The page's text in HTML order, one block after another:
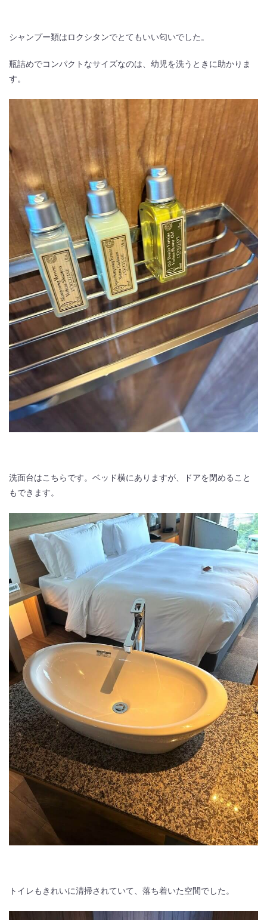
シャンプー類はロクシタンでとてもいい匂いでした。
瓶詰めでコンパクトなサイズなのは、幼児を洗うときに助かりま
す。
洗面台はこちらです。ベッド横にありますが、ドアを閉めること
もできます。
トイレもきれいに清掃されていて、落ち着いた空間でした。